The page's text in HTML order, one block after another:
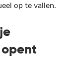
op te vallen.